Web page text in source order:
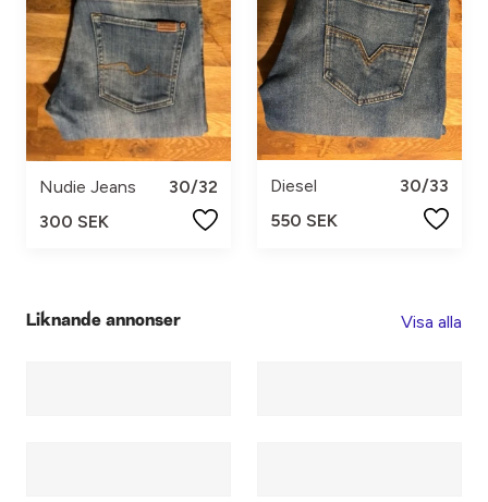
Nudie Jeans
30/32
300 SEK
Diesel
30/33
550 SEK
Liknande annonser Visa alla